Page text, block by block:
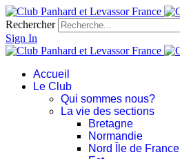
Rechercher
Sign In
Accueil
Le Club
Qui sommes nous?
La vie des sections
Bretagne
Normandie
Nord Île de France